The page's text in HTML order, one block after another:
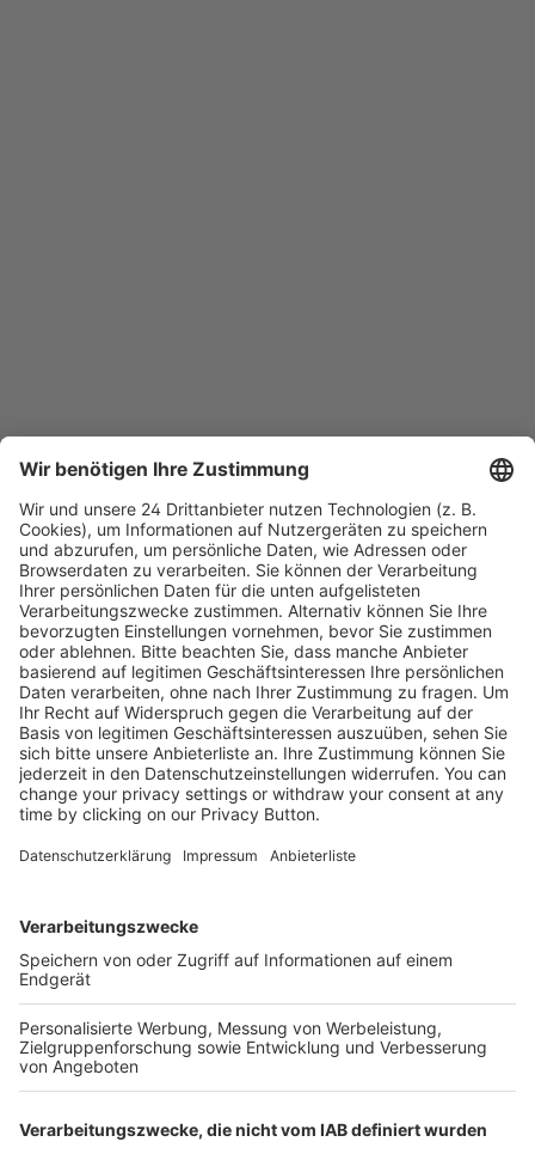
Seite
1
Seite
2
Seite
3
Seite
4
Kostenlose Rücksendung bis zu 14 Tage nach
Bestelleingang (innerhalb Deutschlands).
Versandkosten.
Der Bestellprozess ist mit Hilfe eines SSL-
SERVICE HOTLINE